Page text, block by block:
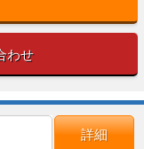
わせ
詳細